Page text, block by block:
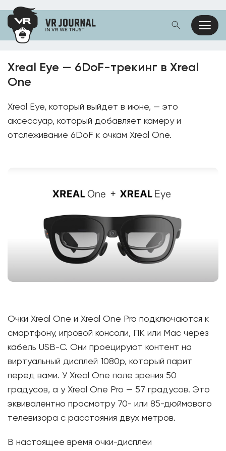
Xreal Eye — 6DoF-трекинг в Xreal
One
Xreal Eye, который выйдет в июне, — это
аксессуар, который добавляет камеру и
отслеживание 6DoF к очкам Xreal One.
Очки Xreal One и Xreal One Pro подключаются к
смартфону, игровой консоли, ПК или Mac через
кабель USB-C. Они проецируют контент на
виртуальный дисплей 1080p, который парит
перед вами. У Xreal One поле зрения 50
градусов, а у Xreal One Pro — 57 градусов. Это
эквивалентно просмотру 70- или 85-дюймового
телевизора с расстояния двух метров.
В настоящее время очки-дисплеи